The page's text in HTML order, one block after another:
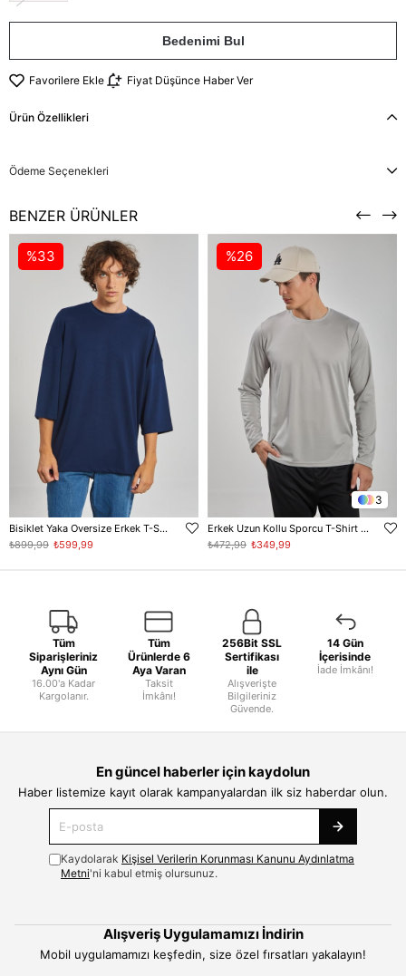
Bedenimi Bul
Favorilere Ekle Fiyat Düşünce Haber Ver
Ürün Özellikleri
Ödeme Seçenekleri
BENZER ÜRÜNLER
Bisiklet Yaka Oversize Erkek T-Shirt - Lacivert
₺599,99
₺899,99
%33
3
Erkek Uzun Kollu Sporcu T-Shirt - Gri
₺349,99
₺472,99
%26
Tüm
Siparişleriniz
Aynı Gün
16.00'a Kadar
Kargolanır.
Tüm
Ürünlerde 6
Aya Varan
Taksit
İmkânı!
256Bit SSL
Sertifikası
ile
Alışverişte
Bilgileriniz
Güvende.
14 Gün
İçerisinde
İade İmkânı!
En güncel haberler için kaydolun
Haber listemize kayıt olarak kampanyalardan ilk siz haberdar olun.
Kaydolarak Kişisel Verilerin Korunması Kanunu Aydınlatma
Metni'ni kabul etmiş olursunuz.
Alışveriş Uygulamamızı İndirin
Mobil uygulamamızı keşfedin, size özel fırsatları yakalayın!